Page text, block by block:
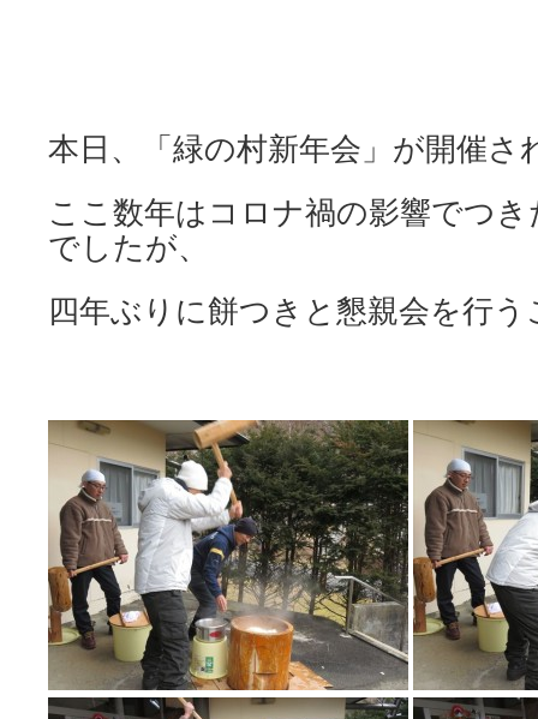
本日、「緑の村新年会」が開催さ
ここ数年はコロナ禍の影響でつ
でしたが、
四年ぶりに餅つきと懇親会を行